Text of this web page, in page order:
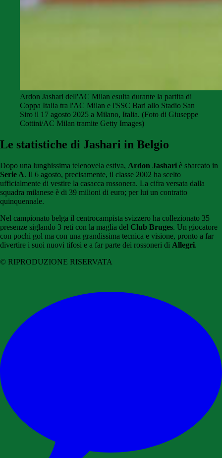
Ardon Jashari dell'AC Milan esulta durante la partita di
Coppa Italia tra l'AC Milan e l'SSC Bari allo Stadio San
Siro il 17 agosto 2025 a Milano, Italia. (Foto di Giuseppe
Cottini/AC Milan tramite Getty Images)
Le statistiche di Jashari in Belgio
Dopo una lunghissima telenovela estiva, Ardon Jashari è sbarcato in
Serie A. Il 6 agosto, precisamente, il classe 2002 ha scelto
ufficialmente di vestire la casacca rossonera. La cifra versata dalla
squadra milanese è di 39 milioni di euro; per lui un contratto
quinquennale.
Nel campionato belga il centrocampista svizzero ha collezionato 35
presenze siglando 3 reti con la maglia del Club Bruges. Un giocatore
con pochi gol ma con una grandissima tecnica e visione, pronto a far
divertire i suoi nuovi tifosi e a far parte dei rossoneri di Allegri.
© RIPRODUZIONE RISERVATA